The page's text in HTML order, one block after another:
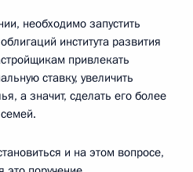
необходимо запустить
института развития
привлекать
ставку, увеличить
а значит, сделать его более
и на этом вопросе,